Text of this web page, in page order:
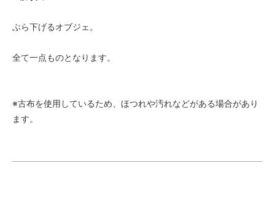
ぶら下げるオブジェ。
全て一点ものとなります。
※古布を使用しているため、ほつれや汚れなどがある場合があり
ます。